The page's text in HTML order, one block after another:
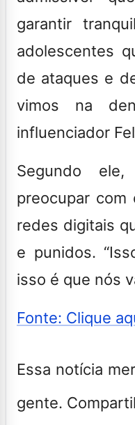
garantir
adolescentes
de ataques e
vimos na
influenciador
Segundo
preocupar com
redes digitais
e punidos.
isso é que nós
Fonte: Clique
Essa notícia
gente.